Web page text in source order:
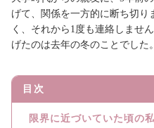
げて、関係を一方的に断ち切り
く、それから1度も連絡しませ
げたのは去年の冬のことでした。
目次
限界に近づいていた頃の私